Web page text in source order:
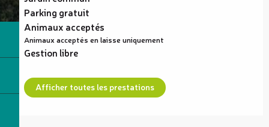
Parking gratuit
Animaux acceptés
Animaux acceptés en laisse uniquement
Gestion libre
Afficher toutes les prestations